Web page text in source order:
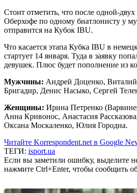
Стоит отметить, что после одной-
Оберхофе по одному биатлонисту у
отправится на Кубок IBU.
Что касается этапа Кубка IBU в
стартует 14 января. Туда в заявку
девушек. Плюс будет пополнение из
Мужчины: Андрей Доценко,
Бригадир, Денис Насыко, Сергей
Женщины: Ирина Петренко
Анна Кривонос, Анастасия
Оксана Москаленко, Юлия Городна.
Читайте Korrespondent.net в Google
ТЕГИ: isport.ua
Если вы заметили ошибку, выделите
нажмите Ctrl+Enter, чтобы сообщить